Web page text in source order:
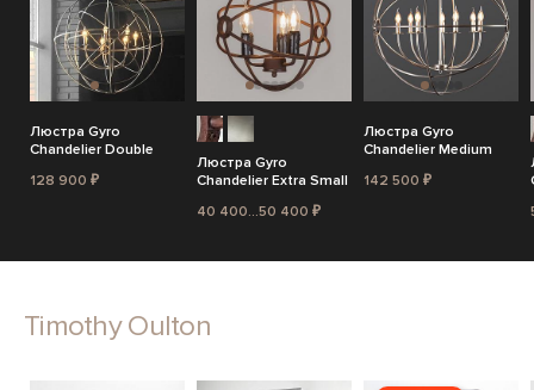
Люстра Gyro
Chandelier Double
128 900 ₽
Люстра Gyro
Chandelier Extra Small
40 400...50 400 ₽
Люстра Gyro
Chandelier Medium
142 500 ₽
Timothy Oulton